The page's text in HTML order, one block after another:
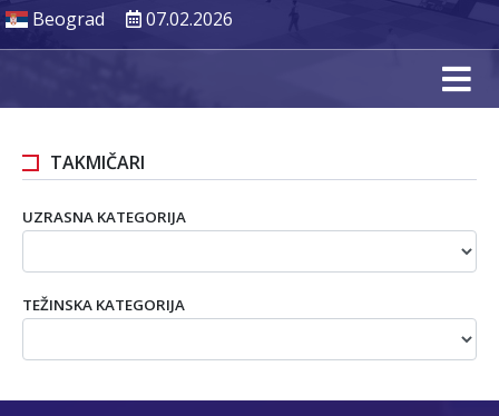
Beograd 07.02.2026
TAKMIČARI
UZRASNA KATEGORIJA
TEŽINSKA KATEGORIJA